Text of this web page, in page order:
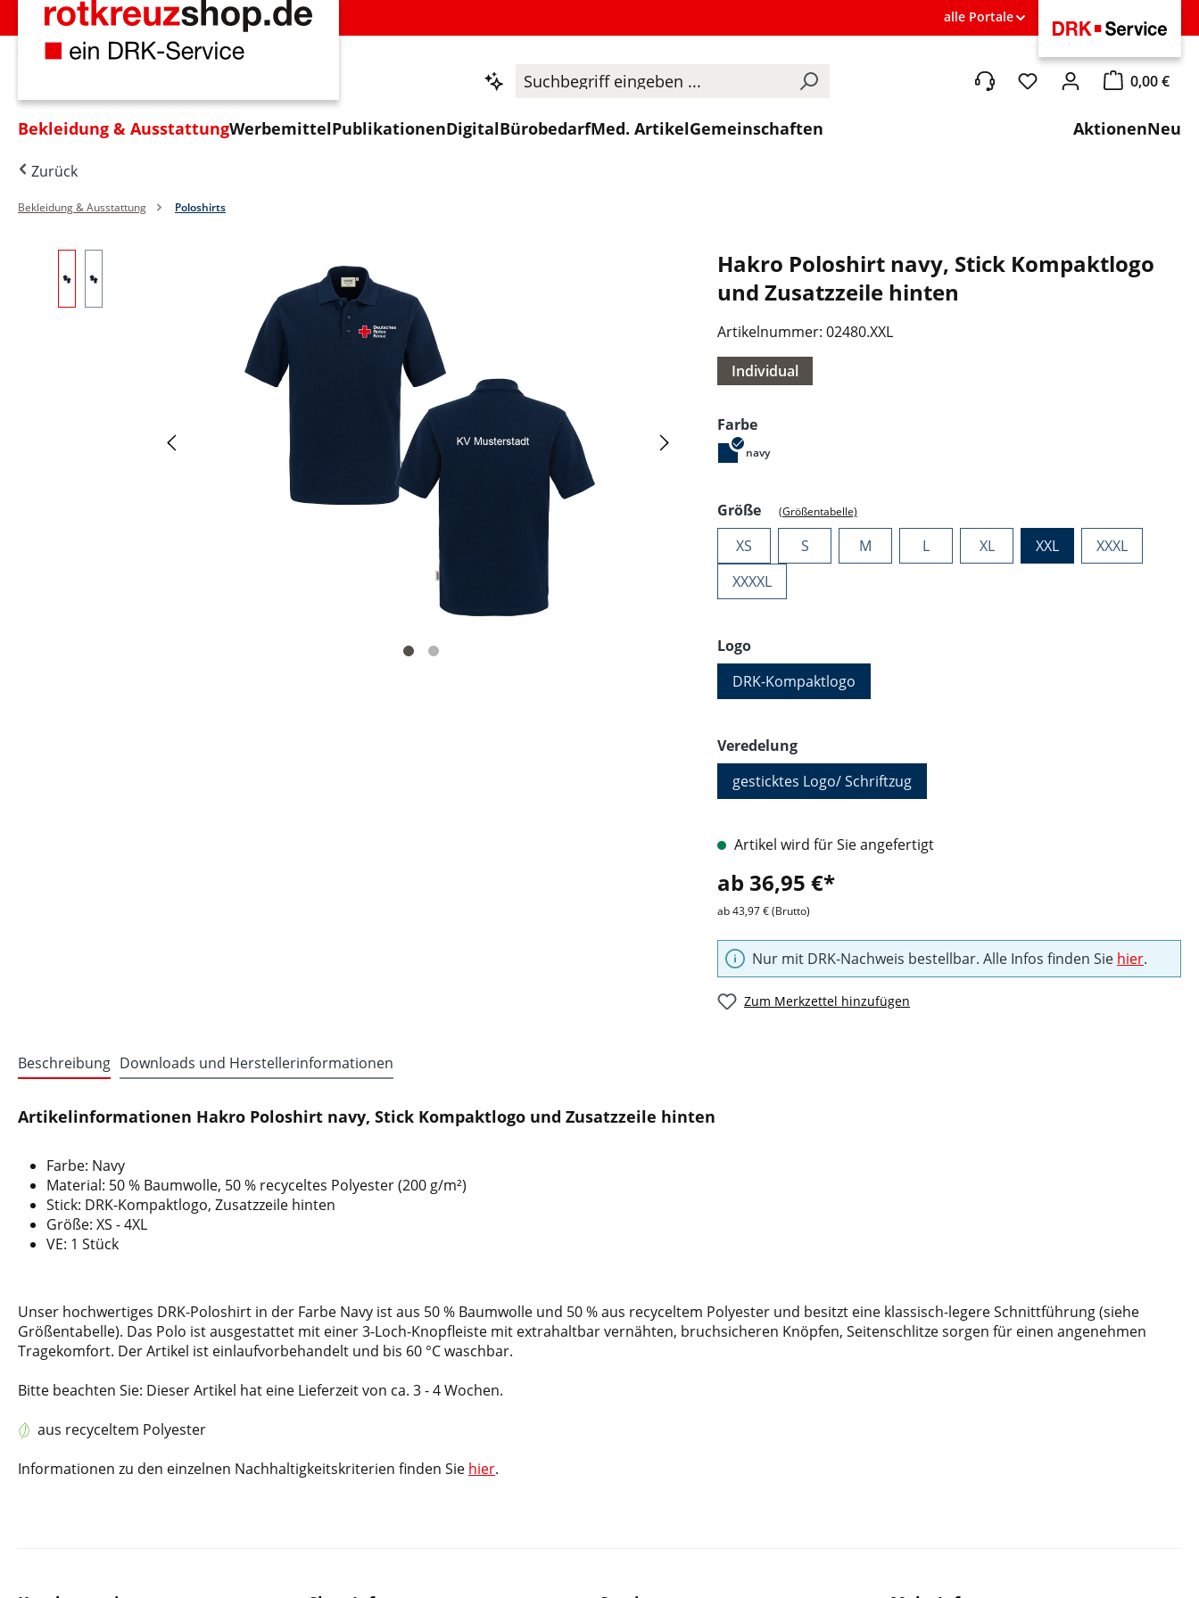
Hauptinhalt springen
Zur Suche springen
Zur Hauptnavigation springen alle Portale
Du hast 0 Produkte auf
0,00 €
Warenkorb
Bekleidung & AusstattungWerbemittelPublikationenDigitalBürobedarfMed. ArtikelGemeinschaften AktionenNeu
Zurück
Bekleidung & Ausstattung Poloshirts
Hakro Poloshirt navy, Stick Kompaktlogo
und Zusatzzeile hinten
Artikelnummer: 02480.XXL
Individual
Farbeauswählen
navy
Größeauswählen
(Größentabelle)
XS S M L XL XXL
XXXL
XXXXL
Logoauswählen
DRK-Kompaktlogo
Veredelungauswählen
gesticktes Logo/ Schriftzug
Artikel wird für Sie angefertigt
ab 36,95 €*
ab 43,97 € (Brutto)
Nur mit DRK-Nachweis bestellbar. Alle Infos finden Sie hier.
Zum Merkzettel hinzufügen
Beschreibung Downloads und Herstellerinformationen
Artikelinformationen Hakro Poloshirt navy, Stick Kompaktlogo und Zusatzzeile hinten
Farbe: Navy
Material: 50 % Baumwolle, 50 % recyceltes Polyester (200 g/m²)
Stick: DRK-Kompaktlogo, Zusatzzeile hinten
Größe: XS - 4XL
VE: 1 Stück
Unser hochwertiges DRK-Poloshirt in der Farbe Navy ist aus 50 % Baumwolle und 50 % aus recyceltem Polyester und besitzt eine klassisch-legere Schnittführung (siehe
Größentabelle). Das Polo ist ausgestattet mit einer 3-Loch-Knopfleiste mit extrahaltbar vernähten, bruchsicheren Knöpfen, Seitenschlitze sorgen für einen angenehmen
Tragekomfort. Der Artikel ist einlaufvorbehandelt und bis 60 °C waschbar.
Bitte beachten Sie: Dieser Artikel hat eine Lieferzeit von ca. 3 - 4 Wochen.
aus recyceltem Polyester
Informationen zu den einzelnen Nachhaltigkeitskriterien finden Sie hier.